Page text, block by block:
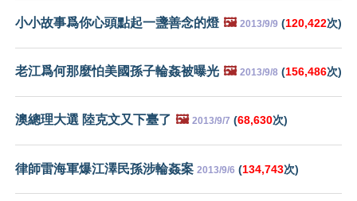
小小故事爲你心頭點起一盞善念的燈 🖼️ 2013/9/9 (120,422次)
老江爲何那麼怕美國孫子輪姦被曝光 🖼️ 2013/9/8 (156,486次)
澳總理大選 陸克文又下臺了 🖼️ 2013/9/7 (68,630次)
律師雷海軍爆江澤民孫涉輪姦案 2013/9/6 (134,743次)